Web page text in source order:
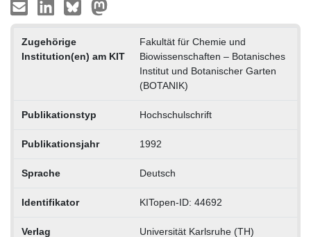
Zugehörige
Institution(en) am KIT
Fakultät für Chemie und
Biowissenschaften – Botanisches
Institut und Botanischer Garten
(BOTANIK)
Publikationstyp Hochschulschrift
Publikationsjahr 1992
Sprache Deutsch
Identifikator KITopen-ID: 44692
Verlag Universität Karlsruhe (TH)